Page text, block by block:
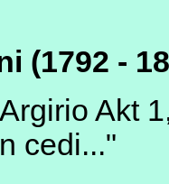
(1792 -
Akt
cedi..."